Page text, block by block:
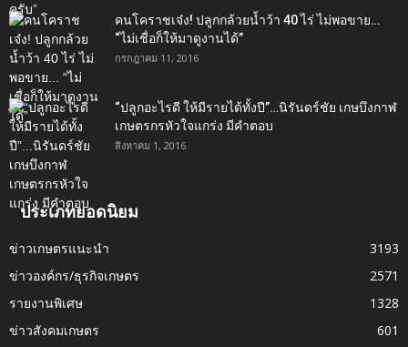
คนโคราชเจ๋ง! ปลูกกล้วยน้ำว้า 40 ไร่ ไม่พอขาย…
“ไม่เชื่อก็ให้มาดูงานได้”‬
กรกฎาคม 11, 2016
“ปลูกอะไรดี ให้มีรายได้ทั้งปี”…นิรันดร์ชัย เกษบึงกาฬ
เกษตรกรหัวใจแกร่ง มีคำตอบ
สิงหาคม 1, 2016
ประเภทยอดนิยม
ข่าวเกษตรแนะนำ
3193
ข่าวองค์กร/ธุรกิจเกษตร
2571
รายงานพิเศษ
1328
ข่าวสังคมเกษตร
601